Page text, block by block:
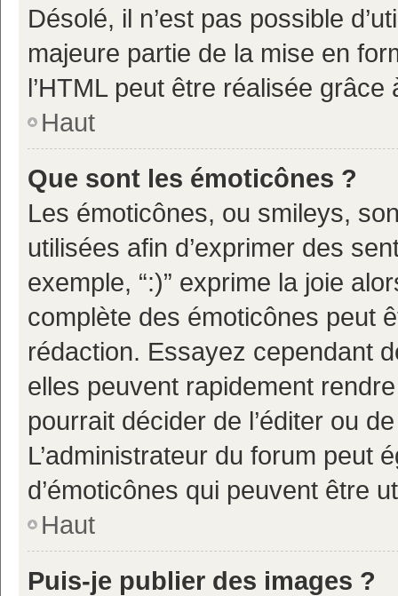
Désolé, il n’est pas possible
majeure partie de la mise en
l’HTML peut être réalisée grâce
Haut
Que sont les émoticônes ?
Les émoticônes, ou smileys,
utilisées afin d’exprimer des
exemple, “:)” exprime la joie
complète des émoticônes peut
rédaction. Essayez cependant
elles peuvent rapidement
pourrait décider de l’éditer ou
L’administrateur du forum peut
d’émoticônes qui peuvent être
Haut
Puis-je publier des images ?